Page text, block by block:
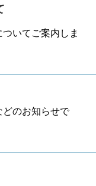
いてご案内しま
どのお知らせで